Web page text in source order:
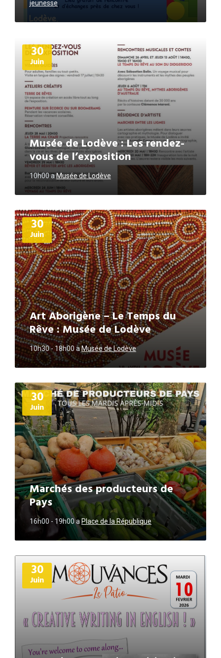
jeunesse
30
Juin
Musée de Lodève : Les rendez-
vous de l’exposition
10h00aMusée de Lodève
d'informations
30
Juin
Art Aborigène – Le Temps du
Rêve : Musée de Lodève
10h30 - 18h00 aMusée de Lodève
Plus
d'informations
30
Juin
Marchés des producteurs de
Pays
16h00 - 19h00a Place de la République
Plus
d'informations
30
Juin
Plus
d'informations